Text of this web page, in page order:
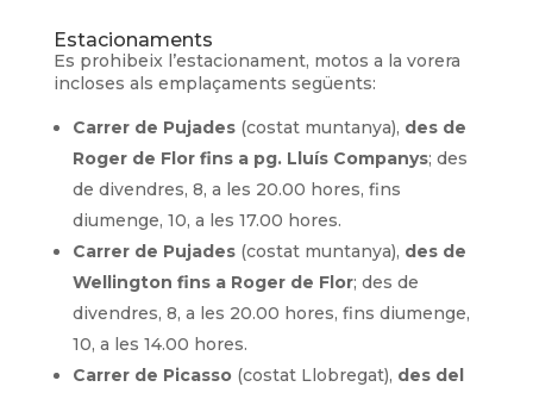
Estacionaments
Es prohibeix l’estacionament, motos a la vorera
incloses als emplaçaments següents:
Carrer de Pujades(costat muntanya), des de
Roger de Flor fins a pg. Lluís Companys; des
de divendres, 8, a les 20.00 hores, fins
diumenge, 10, a les 17.00 hores.
Carrer de Pujades(costat muntanya), des de
Wellington fins a Roger de Flor; des de
divendres, 8, a les 20.00 hores, fins diumenge,
10, a les 14.00 hores.
Carrer de Picasso(costat Llobregat), des del